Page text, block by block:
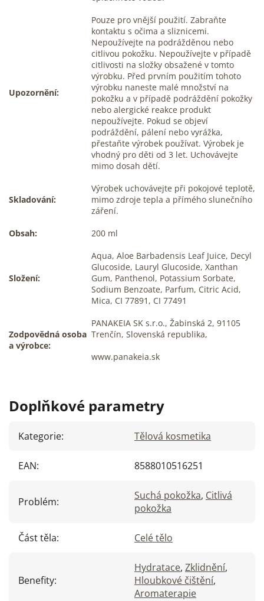
Upozornění:
Pouze pro vnější použití. Zabraňte
kontaktu s očima a sliznicemi.
Nepoužívejte na podrážděnou nebo
citlivou pokožku. Nepoužívejte v případě
citlivosti na složky obsažené v tomto
výrobku. Před prvním použitím tohoto
výrobku naneste malé množství na
pokožku a v případě podráždění pokožky
nebo alergické reakce produkt
nepoužívejte. Pokud se objeví
podráždění, pálení nebo vyrážka,
přestaňte výrobek používat. Výrobek je
vhodný pro děti od 3 let. Uchovávejte
mimo dosah dětí.
Skladování:
Výrobek uchovávejte při pokojové teplotě,
mimo zdroje tepla a přímého slunečního
záření.
Obsah:
200 ml
Složení:
Aqua, Aloe Barbadensis Leaf Juice, Decyl
Glucoside, Lauryl Glucoside, Xanthan
Gum, Panthenol, Potassium Sorbate,
Sodium Benzoate, Parfum, Citric Acid,
Mica, CI 77891, CI 77491
Zodpovědná osoba
a výrobce:
PANAKEIA SK s.r.o., Žabinská 2, 91105
Trenčín, Slovenská republika,
www.panakeia.sk
Doplňkové parametry
Kategorie: Tělová kosmetika
EAN: 8588010516251
Problém: Suchá pokožka, Citlivá
pokožka
Část těla: Celé tělo
Benefity:
Hydratace, Zklidnění,
Hloubkové čištění,
Aromaterapie